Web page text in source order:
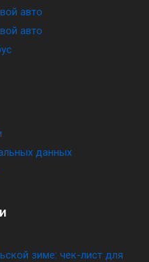
авто
авто
данных
зиме: чек-лист для